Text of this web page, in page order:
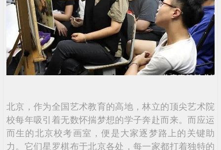
北京，作为全国艺术教育的高地，林立的顶尖艺术院
校每年吸引着无数怀揣梦想的学子奔赴而来。而应运
而生的北京校考画室，便是大家逐梦路上的关键助
力。它们星罗棋布于北京各处，每一家都打着独特的